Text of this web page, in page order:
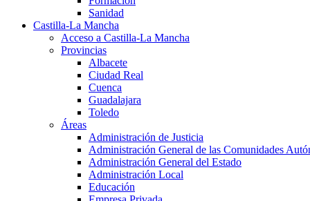
Sanidad
Castilla-La Mancha
Acceso a Castilla-La Mancha
Provincias
Albacete
Ciudad Real
Cuenca
Guadalajara
Toledo
Áreas
Administración de Justicia
Administración General de las Comunidades
Administración General del Estado
Administración Local
Educación